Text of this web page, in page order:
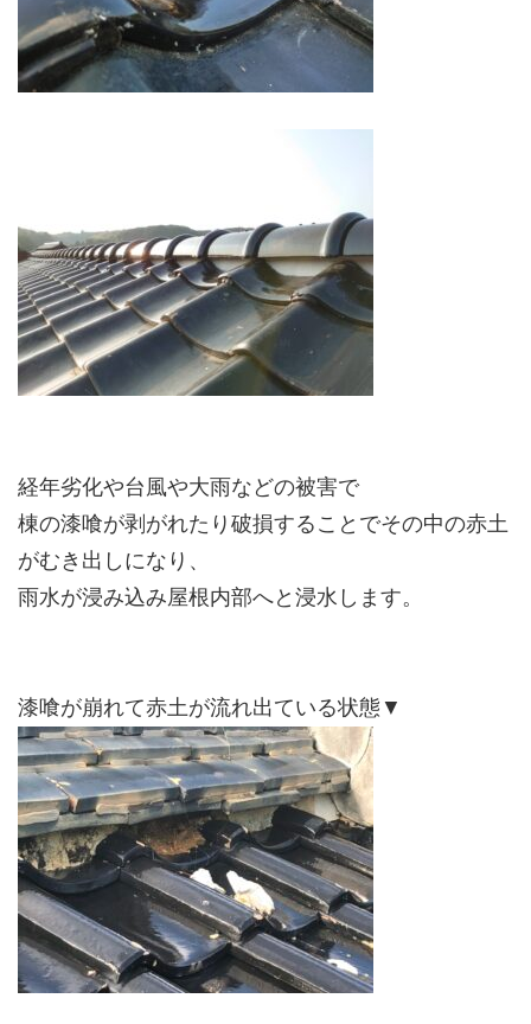
経年劣化や台風や大雨などの被害で
棟の漆喰が剥がれたり破損することでその中の赤土
がむき出しになり、
雨水が浸み込み屋根内部へと浸水します。
漆喰が崩れて赤土が流れ出ている状態▼